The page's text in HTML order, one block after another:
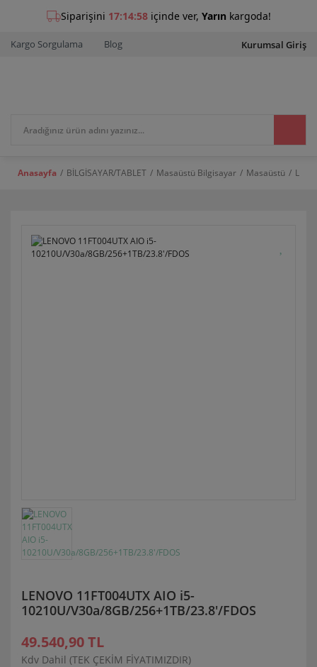
Kargo Sorgulama Blog Kurumsal Giriş
Anasayfa BİLGİSAYAR/TABLET Masaüstü Bilgisayar Masaüstü
LENOVO 11FT004UTX AIO i5-
10210U/V30a/8GB/256+1TB/23.8'/FDOS
49.540,90 TL
Kdv Dahil (TEK ÇEKİM FİYATIMIZDIR)